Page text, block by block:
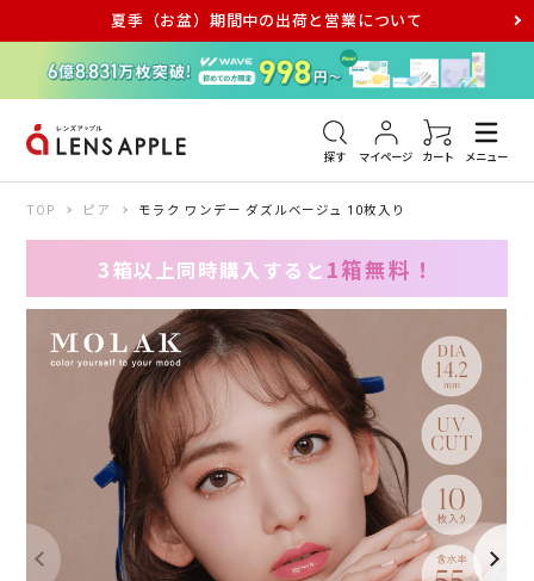
夏季（お盆）期間中の出荷と営業について
探す マイページ カート メニュー
アキュビュー メダリスト メガネ
TOP ピア モラク ワンデー ダズルベージュ 10枚入り
3箱以上同時購入すると 1箱無料！